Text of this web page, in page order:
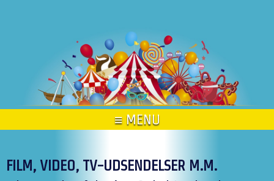
≡ MENU
FILM, VIDEO, TV-UDSENDELSER M.M.